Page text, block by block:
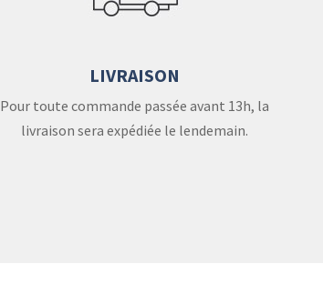
LIVRAISON
Pour toute commande passée avant 13h, la
livraison sera expédiée le lendemain.